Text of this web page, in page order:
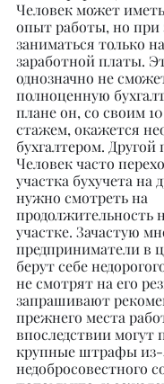
Человек может
опыт работы, но при
заниматься только
заработной платы.
однозначно не
полноценную
плане он, со своим
стажем, окажется
бухгалтером. Другой
Человек часто
участка бухучета на
нужно смотреть на
продолжительность
участке. Зачастую
предприниматели в
берут себе
не смотрят на его
запрашивают
прежнего места
впоследствии могут
крупные штрафы из-
недобросовестного